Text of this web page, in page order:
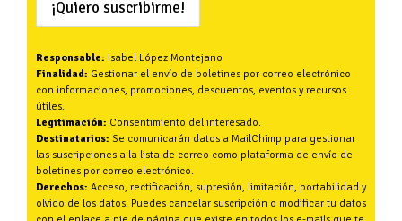
Responsable: Isabel López Montejano
Finalidad: Gestionar el envío de boletines por correo electrónico
con informaciones, promociones, descuentos, eventos y recursos
útiles.
Legitimación: Consentimiento del interesado.
Destinatarios: Se comunicarán datos a MailChimp para gestionar
las suscripciones a la lista de correo como plataforma de envío de
boletines por correo electrónico.
Derechos: Acceso, rectificación, supresión, limitación, portabilidad y
olvido de los datos. Puedes cancelar suscripción o modificar tu datos